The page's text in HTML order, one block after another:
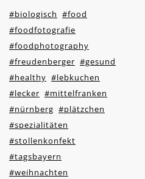
#biologisch #food
#foodfotografie
#foodphotography
#freudenberger #gesund
#healthy #lebkuchen
#lecker #mittelfranken
#nürnberg #plätzchen
#spezialitäten
#stollenkonfekt
#tagsbayern
#weihnachten